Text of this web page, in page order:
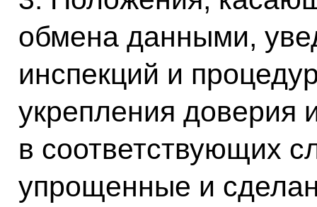
обмена данными,
инспекций и
укрепления доверия
в соответствующих
упрощенные и